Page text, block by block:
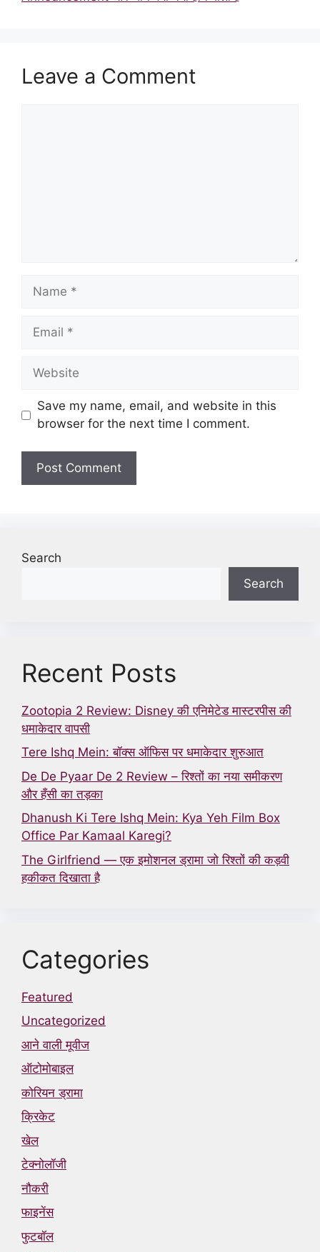
Leave a Comment
Name
Email
Website
Save my name, email, and website in this
browser for the next time I comment.
Search
Search
Recent Posts
Zootopia 2 Review: Disney की एनिमेटेड मास्टरपीस की
धमाकेदार वापसी
Tere Ishq Mein: बॉक्स ऑफिस पर धमाकेदार शुरुआत
De De Pyaar De 2 Review – रिश्तों का नया समीकरण
और हँसी का तड़का
Dhanush Ki Tere Ishq Mein: Kya Yeh Film Box
Office Par Kamaal Karegi?
The Girlfriend — एक इमोशनल ड्रामा जो रिश्तों की कड़वी
हकीकत दिखाता है
Categories
Featured
Uncategorized
आने वाली मूवीज
ऑटोमोबाइल
कोरियन ड्रामा
क्रिकेट
खेल
टेक्नोलॉजी
नौकरी
फाइनेंस
फुटबॉल